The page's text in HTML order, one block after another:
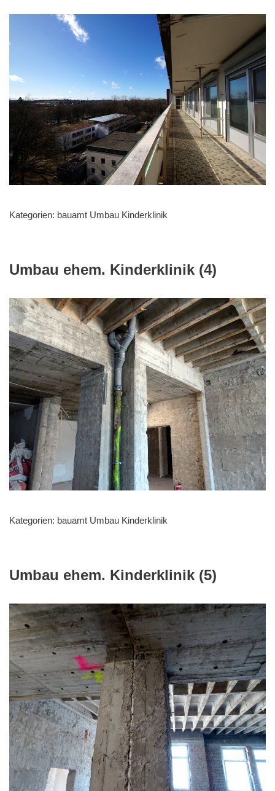
Kategorien: bauamt Umbau Kinderklinik
Umbau ehem. Kinderklinik (4)
Kategorien: bauamt Umbau Kinderklinik
Umbau ehem. Kinderklinik (5)